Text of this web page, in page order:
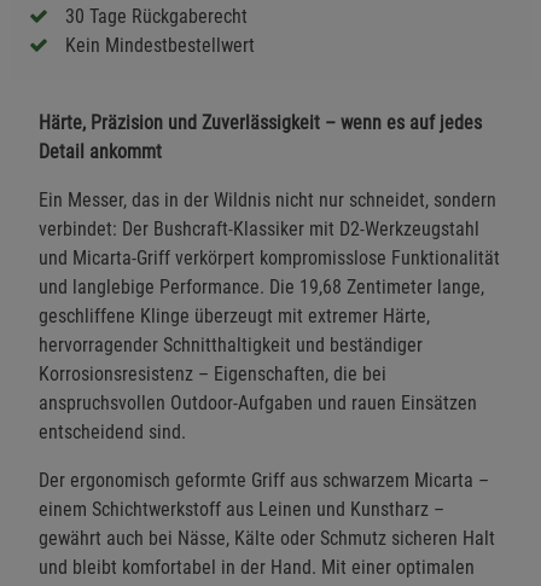
30 Tage Rückgaberecht
Kein Mindestbestellwert
Härte, Präzision und Zuverlässigkeit – wenn es auf jedes
Detail ankommt
Ein Messer, das in der Wildnis nicht nur schneidet, sondern
verbindet: Der Bushcraft-Klassiker mit D2-Werkzeugstahl
und Micarta-Griff verkörpert kompromisslose Funktionalität
und langlebige Performance. Die 19,68 Zentimeter lange,
geschliffene Klinge überzeugt mit extremer Härte,
hervorragender Schnitthaltigkeit und beständiger
Korrosionsresistenz – Eigenschaften, die bei
anspruchsvollen Outdoor-Aufgaben und rauen Einsätzen
entscheidend sind.
Der ergonomisch geformte Griff aus schwarzem Micarta –
einem Schichtwerkstoff aus Leinen und Kunstharz –
gewährt auch bei Nässe, Kälte oder Schmutz sicheren Halt
und bleibt komfortabel in der Hand. Mit einer optimalen